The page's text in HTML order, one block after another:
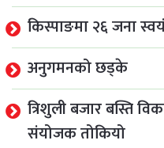
किस्पाङमा २६ जना
अनुगमनको छड्के
त्रिशुली बजार बस्ति
संयोजक तोकियो